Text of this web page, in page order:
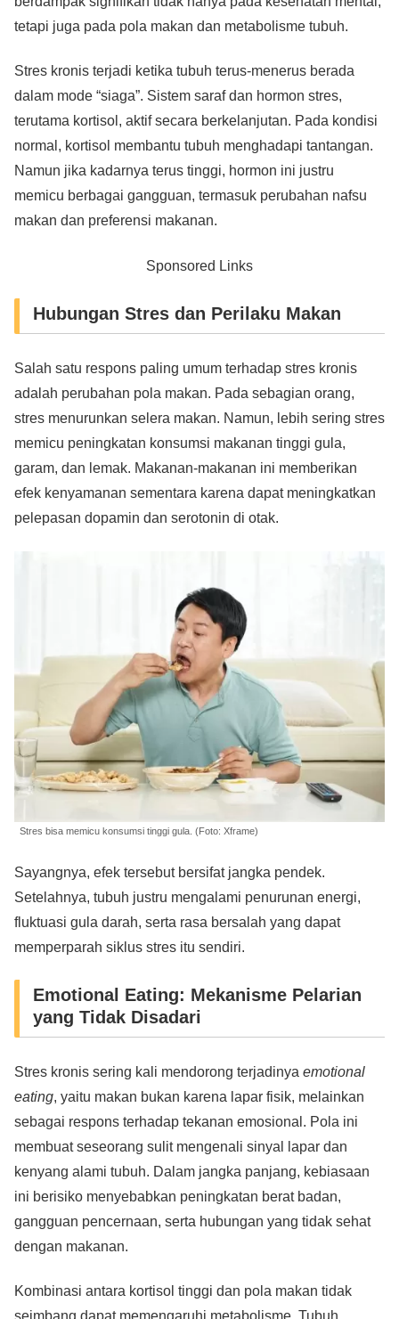
tetapi juga pada pola makan dan metabolisme tubuh.
Stres kronis terjadi ketika tubuh terus-menerus berada
dalam mode “siaga”. Sistem saraf dan hormon stres,
terutama kortisol, aktif secara berkelanjutan. Pada kondisi
normal, kortisol membantu tubuh menghadapi tantangan.
Namun jika kadarnya terus tinggi, hormon ini justru
memicu berbagai gangguan, termasuk perubahan nafsu
makan dan preferensi makanan.
Sponsored Links
Hubungan Stres dan Perilaku Makan
Salah satu respons paling umum terhadap stres kronis
adalah perubahan pola makan. Pada sebagian orang,
stres menurunkan selera makan. Namun, lebih sering stres
memicu peningkatan konsumsi makanan tinggi gula,
garam, dan lemak. Makanan-makanan ini memberikan
efek kenyamanan sementara karena dapat meningkatkan
pelepasan dopamin dan serotonin di otak.
Stres bisa memicu konsumsi tinggi gula. (Foto: Xframe)
Sayangnya, efek tersebut bersifat jangka pendek.
Setelahnya, tubuh justru mengalami penurunan energi,
fluktuasi gula darah, serta rasa bersalah yang dapat
memperparah siklus stres itu sendiri.
Emotional Eating: Mekanisme Pelarian
yang Tidak Disadari
Stres kronis sering kali mendorong terjadinya emotional
eating, yaitu makan bukan karena lapar fisik, melainkan
sebagai respons terhadap tekanan emosional. Pola ini
membuat seseorang sulit mengenali sinyal lapar dan
kenyang alami tubuh. Dalam jangka panjang, kebiasaan
ini berisiko menyebabkan peningkatan berat badan,
gangguan pencernaan, serta hubungan yang tidak sehat
dengan makanan.
Kombinasi antara kortisol tinggi dan pola makan tidak